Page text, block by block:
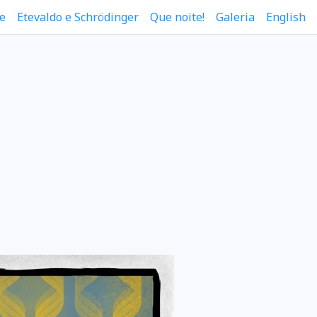
Etevaldo e Schrödinger Que noite! Galeria English